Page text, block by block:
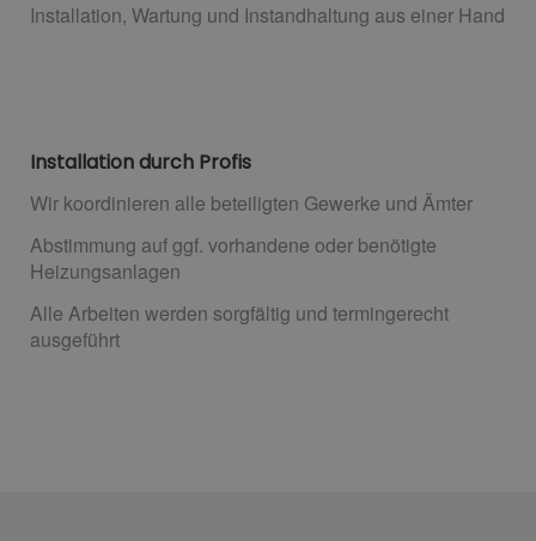
Installation, Wartung und Instandhaltung aus einer Hand
Installation durch Profis
Wir koordinieren alle beteiligten Gewerke und Ämter
Abstimmung auf ggf. vorhandene oder benötigte
Heizungsanlagen
Alle Arbeiten werden sorgfältig und termingerecht
ausgeführt